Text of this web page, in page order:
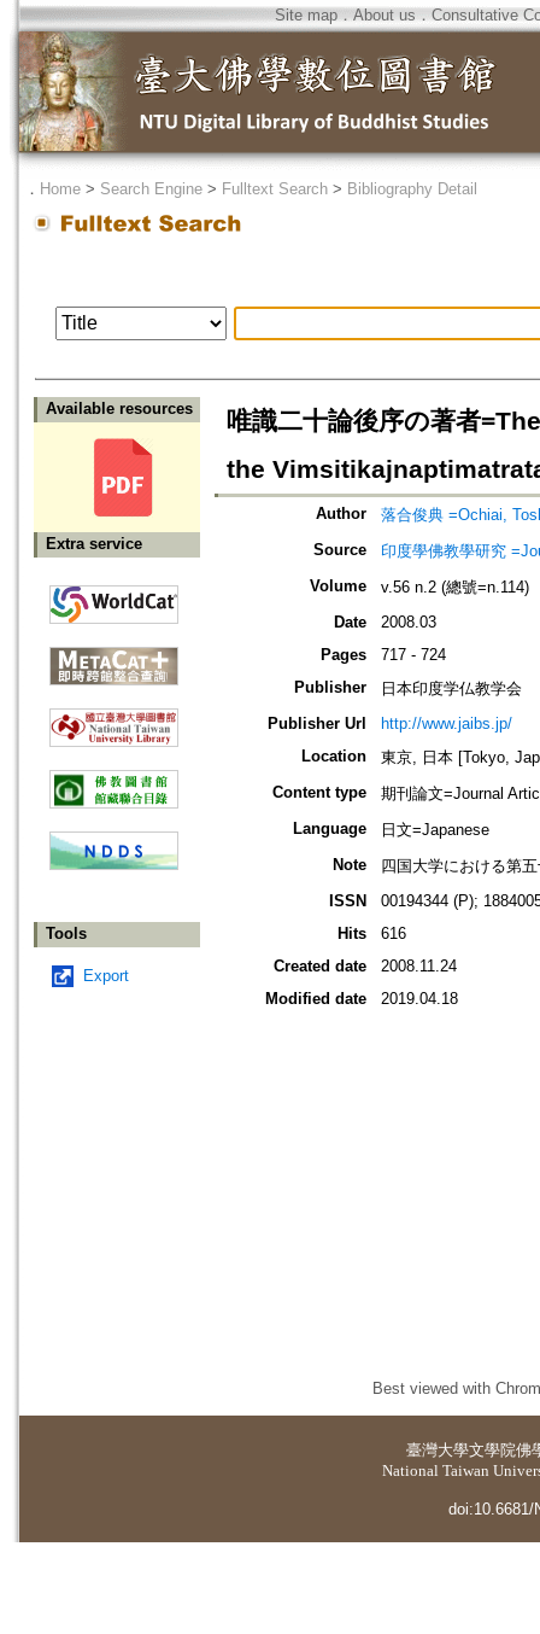
Site map．About us ． Consultative
． Home > Search Engine > Fulltext Search > Bibliography Detail
Available resources
Extra service
Tools
Export
唯識二十論後序の著者
the
Author
落合俊典 =Ochiai,
Source
印度學佛教學研究
Volume
v.56 n.2 (總號=n.114)
Date
2008.03
Pages
717 - 724
Publisher
日本印度学仏教学会
Publisher Url
http://www.jaibs.jp/
Location
東京, 日本 [Tokyo,
Content type
期刊論文=Journal
Language
日文=Japanese
Note
四国大学における第
ISSN
00194344 (P);
Hits
616
Created date
2008.11.24
Modified date
2019.04.18
Best viewed with
臺灣大學文學院佛
National Taiwan
doi:10.6681/